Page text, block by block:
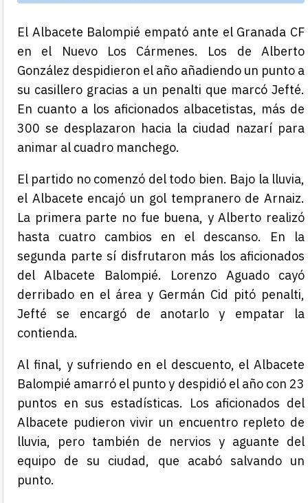
El Albacete Balompié empató ante el Granada CF
en el Nuevo Los Cármenes. Los de Alberto
González despidieron el año añadiendo un punto a
su casillero gracias a un penalti que marcó Jefté.
En cuanto a los aficionados albacetistas, más de
300 se desplazaron hacia la ciudad nazarí para
animar al cuadro manchego.
El partido no comenzó del todo bien. Bajo la lluvia,
el Albacete encajó un gol tempranero de Arnaiz.
La primera parte no fue buena, y Alberto realizó
hasta cuatro cambios en el descanso. En la
segunda parte sí disfrutaron más los aficionados
del Albacete Balompié. Lorenzo Aguado cayó
derribado en el área y Germán Cid pitó penalti,
Jefté se encargó de anotarlo y empatar la
contienda.
Al final, y sufriendo en el descuento, el Albacete
Balompié amarró el punto y despidió el año con 23
puntos en sus estadísticas. Los aficionados del
Albacete pudieron vivir un encuentro repleto de
lluvia, pero también de nervios y aguante del
equipo de su ciudad, que acabó salvando un
punto.